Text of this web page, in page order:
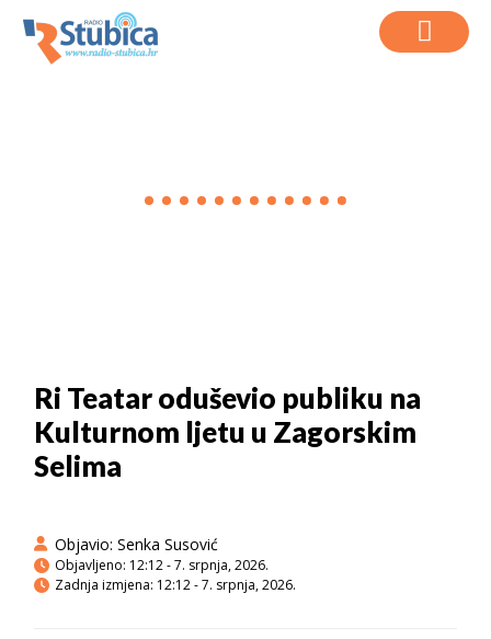
Ri Teatar oduševio publiku na
Kulturnom ljetu u Zagorskim
Selima
Objavio: Senka Susović
Objavljeno: 12:12 - 7. srpnja, 2026.
Zadnja izmjena: 12:12 - 7. srpnja, 2026.